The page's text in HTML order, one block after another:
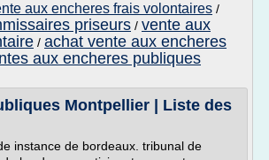
aux encheres frais volontaires /
priseurs / vente aux
/ achat vente aux encheres
aux encheres publiques
Montpellier | Liste des
instance de bordeaux. tribunal de